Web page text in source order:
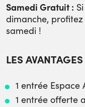
Samedi Gratuit :
dimanche, profitez
samedi !
LES AVANTAGES
1 entrée Espace
1 entrée offerte